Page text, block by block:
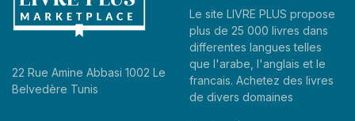
22 Rue Amine Abbasi 1002 Le
Belvedère Tunis
Le site LIVRE PLUS propose
plus de 25 000 livres dans
differentes langues telles
que l'arabe, l'anglais et le
francais. Achetez des livres
de divers domaines